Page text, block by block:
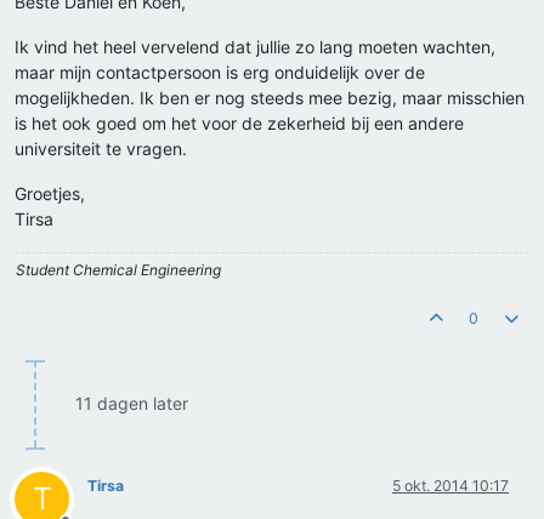
Ik vind het heel vervelend dat jullie zo lang moeten wachten,
maar mijn contactpersoon is erg onduidelijk over de
mogelijkheden. Ik ben er nog steeds mee bezig, maar misschien
is het ook goed om het voor de zekerheid bij een andere
universiteit te vragen.
Groetjes,
Tirsa
Student Chemical Engineering
0
11 dagen later
T Tirsa 5 okt. 2014 10:17